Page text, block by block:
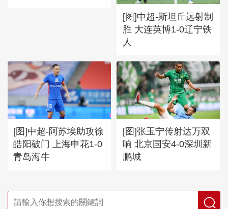
[图]中超-斯坦丘远射制
胜 大连英博1-0辽宁铁
人
[图]中超-阿苏埃助攻徐
皓阳破门 上海申花1-0
青岛海牛
[图]张玉宁传射达万双
响 北京国安4-0深圳新
鹏城